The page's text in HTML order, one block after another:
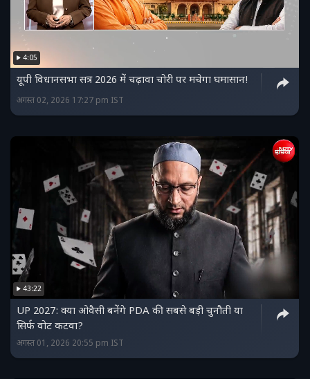
4:05
यूपी विधानसभा सत्र 2026 में चढ़ावा चोरी पर मचेगा घमासान!
अगस्त 02, 2026 17:27 pm IST
43:22
UP 2027: क्या ओवैसी बनेंगे PDA की सबसे बड़ी चुनौती या
सिर्फ वोट कटवा?
अगस्त 01, 2026 20:55 pm IST